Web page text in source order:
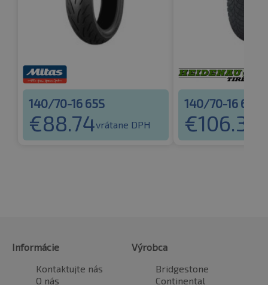
140/70-16 65S
€88.74vrátane DPH
140/70-16 65S
€106.32
Informácie
Kontaktujte nás
O nás
Výrobca
Bridgestone
Continental